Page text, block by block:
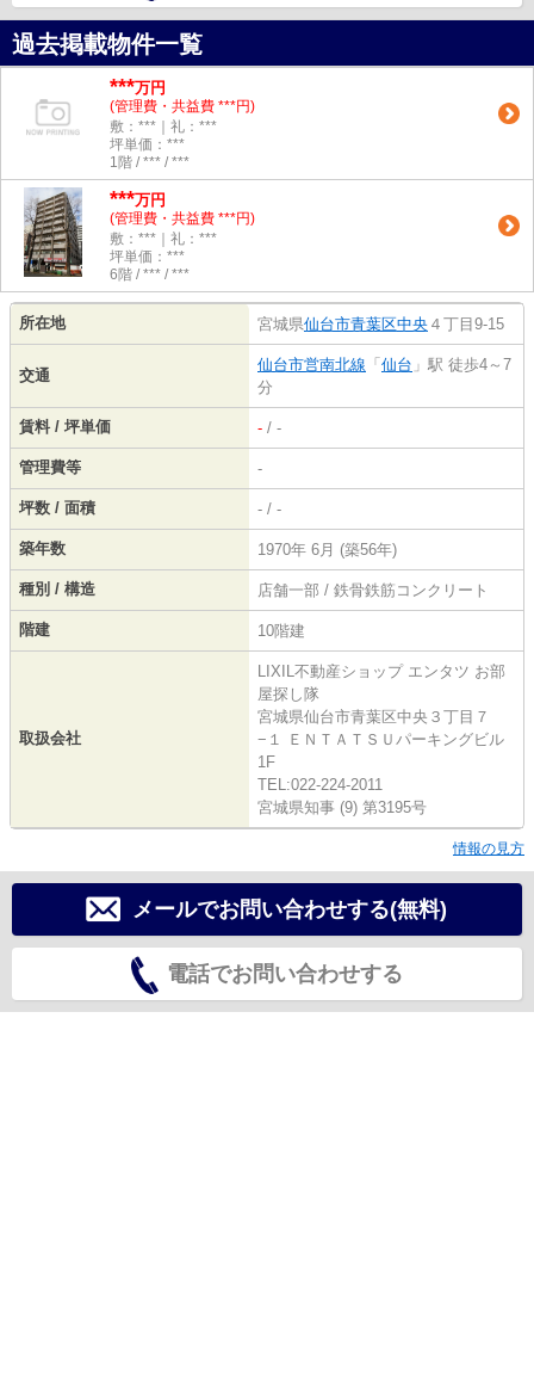
過去掲載物件一覧
***万円
(管理費・共益費 ***円)
敷：***｜礼：***
坪単価：***
1階 / *** / ***
***万円
(管理費・共益費 ***円)
敷：***｜礼：***
坪単価：***
6階 / *** / ***
所在地 宮城県仙台市青葉区中央 ４丁目9-15
交通
仙台市営南北線 「 仙台 」駅 徒歩4～7
分
賃料 / 坪単価 - / -
管理費等 -
坪数 / 面積 - / -
築年数 1970年 6月 (築56年)
種別 / 構造 店舗一部 / 鉄骨鉄筋コンクリート
階建 10階建
取扱会社
LIXIL不動産ショップ エンタツ お部
屋探し隊
宮城県仙台市青葉区中央３丁目７
−１ ＥＮＴＡＴＳＵパーキングビル
1F
TEL:022-224-2011
宮城県知事 (9) 第3195号
情報の見方
メールでお問い合わせする(無料)
電話でお問い合わせする